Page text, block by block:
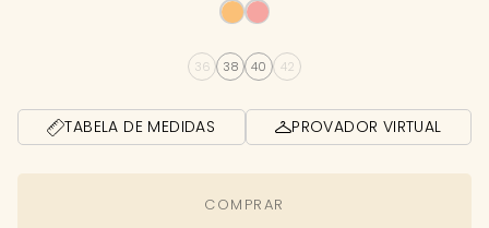
36 38 40 42
TABELA DE MEDIDAS PROVADOR VIRTUAL
COMPRAR